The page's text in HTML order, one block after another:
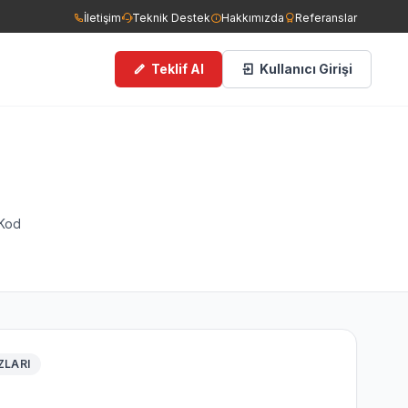
İletişim Teknik Destek Hakkımızda Referanslar
Teklif Al Kullanıcı Girişi